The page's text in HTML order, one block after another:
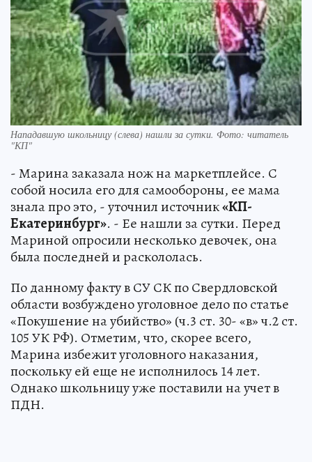
Нападавшую школьницу (слева) нашли за сутки. Фото: читатель
"КП"
- Марина заказала нож на маркетплейсе. С
собой носила его для самообороны, ее мама
знала про это, - уточнил источник«КП-
Екатеринбург». - Ее нашли за сутки. Перед
Мариной опросили несколько девочек, она
была последней и раскололась.
По данному факту в СУ СК по Свердловской
области возбуждено уголовное дело по статье
«Покушение на убийство» (ч.3 ст. 30- «в» ч.2 ст.
105 УК РФ). Отметим, что, скорее всего,
Марина избежит уголовного наказания,
поскольку ей еще не исполнилось 14 лет.
Однако школьницу уже поставили на учет в
ПДН.